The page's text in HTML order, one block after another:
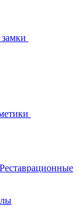
Реставрационные